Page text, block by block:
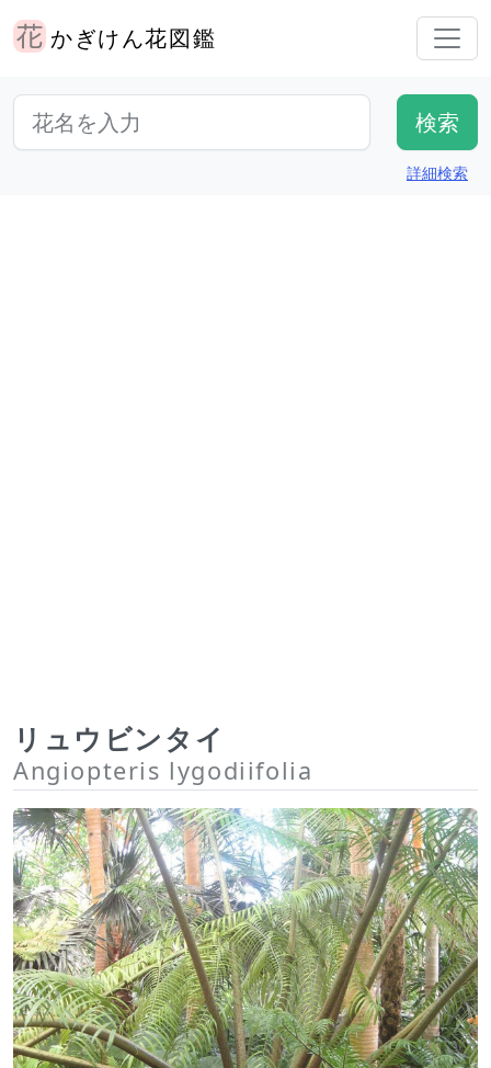
かぎけん花図鑑
詳細検索
リュウビンタイ
Angiopteris lygodiifolia